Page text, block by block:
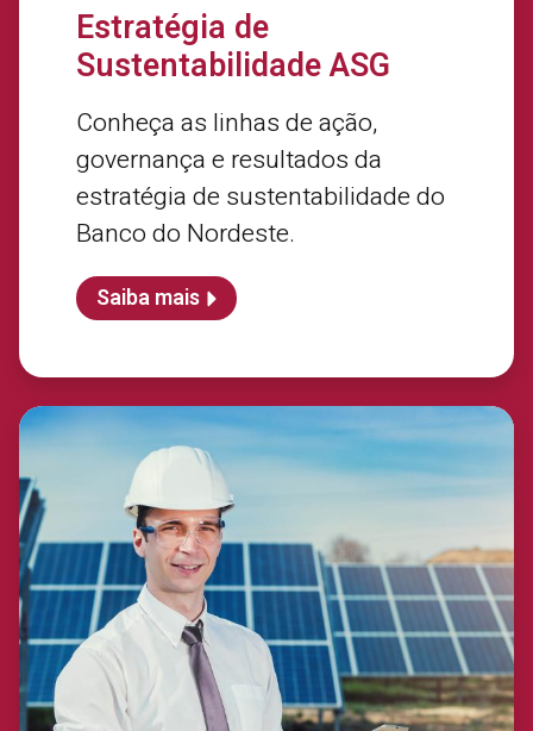
Estratégia de
Sustentabilidade ASG
Conheça as linhas de ação,
governança e resultados da
estratégia de sustentabilidade do
Banco do Nordeste.
Saiba mais